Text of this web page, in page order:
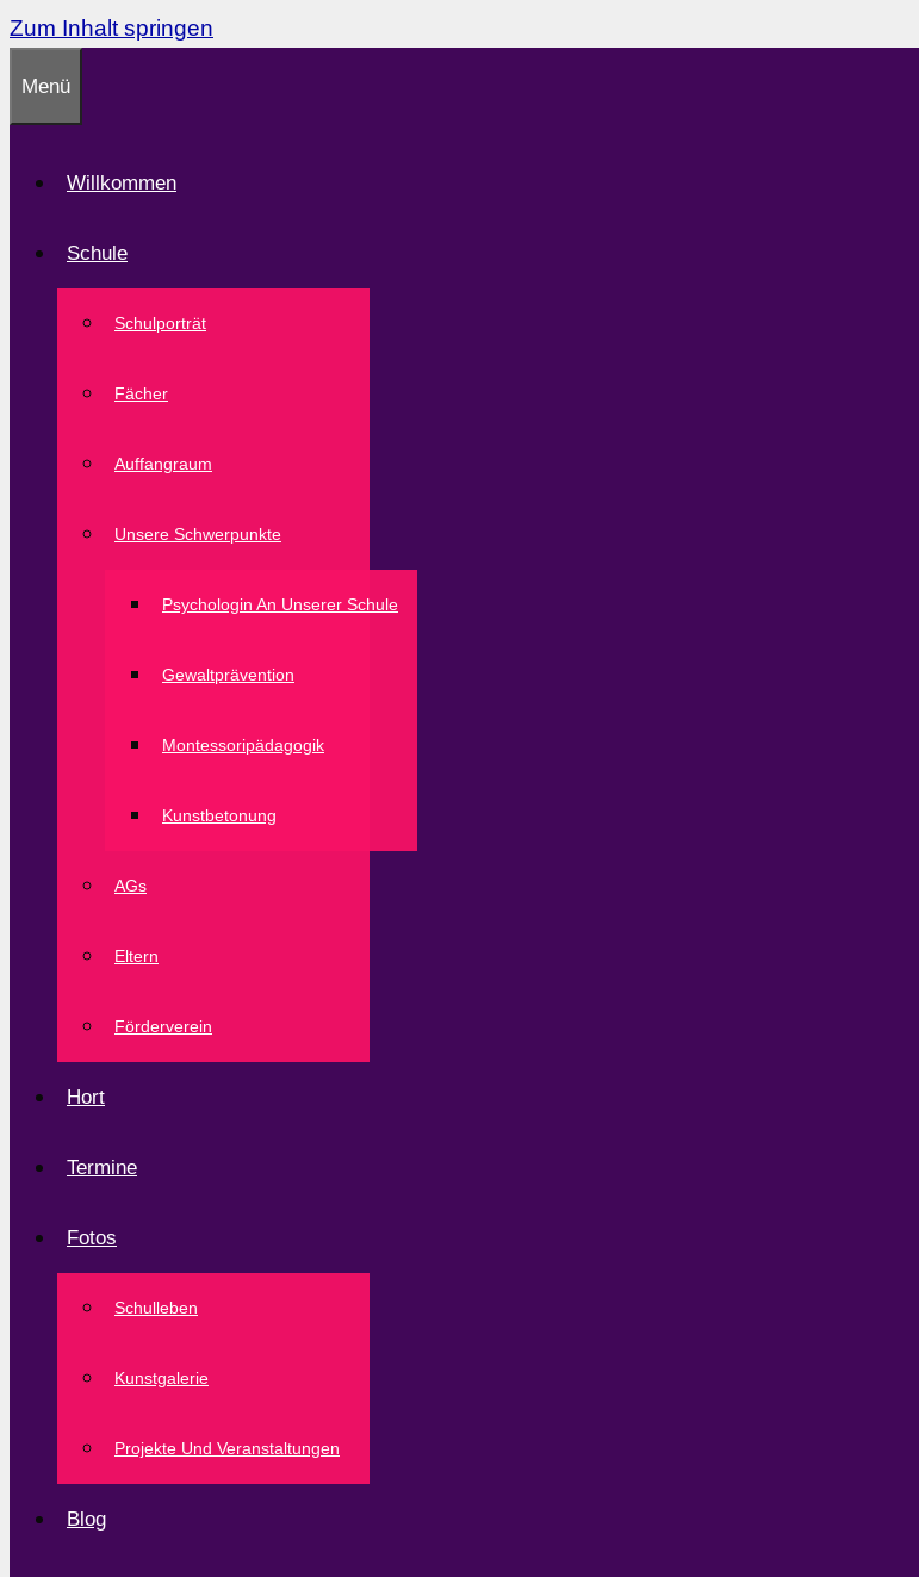
Zum Inhalt springen
Menü
Willkommen
Schule
Schulporträt
Fächer
Auffangraum
Unsere Schwerpunkte
Psychologin An Unserer Schule
Gewaltprävention
Montessoripädagogik
Kunstbetonung
AGs
Eltern
Förderverein
Hort
Termine
Fotos
Schulleben
Kunstgalerie
Projekte Und Veranstaltungen
Blog